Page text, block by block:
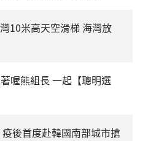
10米高天空滑梯 海灣放
喔熊組長 一起【聰明選
後首度赴韓國南部城市搶